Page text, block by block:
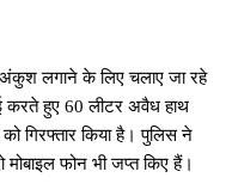
लगाने के लिए चलाए जा रहे
करते हुए 60 लीटर अवैध हाथ
गिरफ्तार किया है। पुलिस ने
फोन भी जप्त किए हैं।